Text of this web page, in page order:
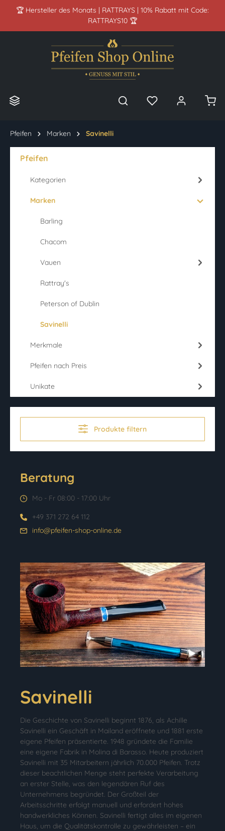
springen
🏆 Hersteller des Monats | RATTRAYS | 10% Rabatt mit Code:
RATTRAYS10 🏆
Pfeifen Marken Savinelli
Pfeifen
Kategorien
Marken
Barling
Chacom
Vauen
Rattray's
Peterson of Dublin
Savinelli
Merkmale
Pfeifen nach Preis
Unikate
Produkte filtern
Beratung
Mo - Fr 08:00 - 17:00 Uhr
+49 371 272 64 112
info@pfeifen-shop-online.de
Savinelli
Die Geschichte von Savinelli beginnt 1876, als Achille
Savinelli ein Geschäft in Mailand eröffnete und 1881 erste
eigene Pfeifen präsentierte. 1948 gründete die Familie
eine eigene Fabrik in Molina di Barasso. Heute produziert
Savinelli mit 35 Mitarbeitern jährlich 70.000 Pfeifen. Trotz
dieser beachtlichen Menge steht perfekte Verarbeitung
an erster Stelle, was den legendären Ruf des
Unternehmens begründet. Der Großteil der
Arbeitsschritte erfolgt manuell und erfordert hohes
handwerkliches Können. Savinelli fertigt alles im eigenen
Haus, um die Qualitätskontrolle zu gewährleisten – ein